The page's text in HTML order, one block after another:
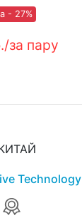
- 27%
/за пару
Technology